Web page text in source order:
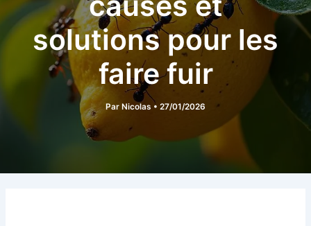
solutions pour les
faire fuir
Par Nicolas • 27/01/2026